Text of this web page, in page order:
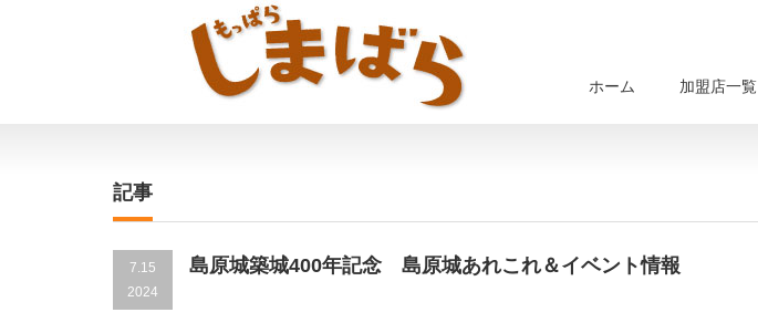
ホーム 加盟店一覧
記事
7.15
2024
島原城築城400年記念 島原城あれこれ＆イベント情報